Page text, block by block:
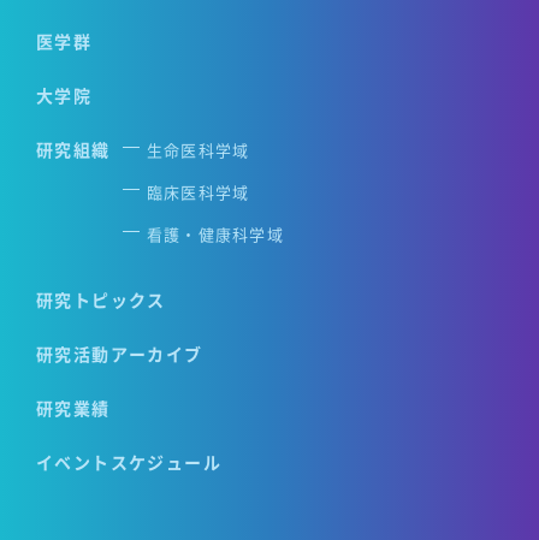
医学群
大学院
研究組織
生命医科学域
臨床医科学域
看護・健康科学域
研究トピックス
研究活動アーカイブ
研究業績
イベントスケジュール